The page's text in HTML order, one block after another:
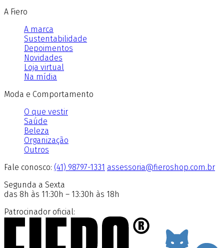
A Fiero
A marca
Sustentabilidade
Depoimentos
Novidades
Loja virtual
Na mídia
Moda e Comportamento
O que vestir
Saúde
Beleza
Organização
Outros
Fale conosco: (41) 98797-1331 assessoria@fieroshop.com.br
Segunda a Sexta
das 8h às 11:30h – 13:30h às 18h
Patrocinador oficial: